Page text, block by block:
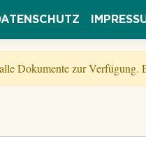
Dokumente zur